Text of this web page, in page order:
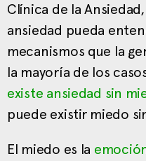
Clínica de la
ansiedad pueda
mecanismos que la
la mayoría de los
existe ansiedad sin
puede existir miedo
El miedo es la